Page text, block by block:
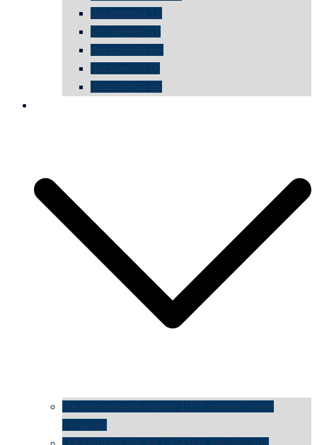
documenta 12
Documenta11
documenta dX
documenta IX
documenta d8
die vermessene mauer 1000 monochrome
Vintages